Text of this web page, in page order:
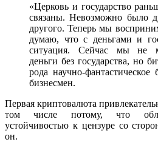
«Церковь и государство
связаны. Невозможно было
другого. Теперь мы
думаю, что с деньгами и
ситуация. Сейчас мы не
деньги без государства, но
рода научно-
бизнесмен.
Первая криптовалюта
том числе потому, что
устойчивостью к цензуре со
он.